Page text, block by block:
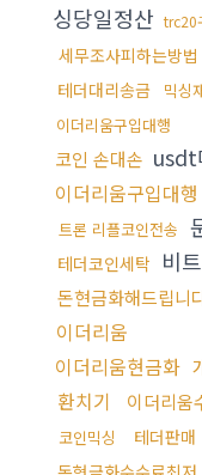
싱당일정산 trc20
세무조사피하는방법
테더대리송금 믹싱
이더리움구입대행
코인 손대손 usdt
이더리움구입대행
트론 리플코인전송
테더코인세탁 비
돈현금화해드립니
이더리움
이더리움현금화
환치기
이더리움
코인믹싱 테더판매